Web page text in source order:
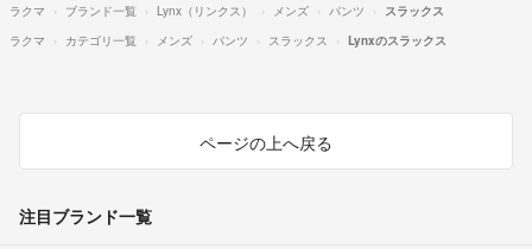
ラクマ ブランド一覧 Lynx（リンクス） メンズ パンツ
スラックス
ラクマ
カテゴリ一覧 メンズ パンツ スラックス Lynxのスラックス
ページの上へ戻る
注目ブランド一覧